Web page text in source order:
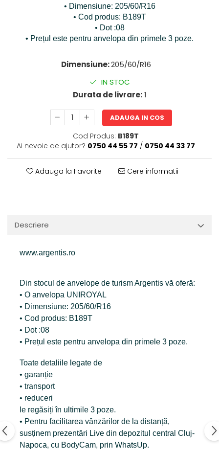
• Dimensiune: 205/60/R16
• Cod produs: B189T
• Dot :08
• Prețul este pentru anvelopa din primele 3 poze.
Dimensiune:205/60/R16
IN STOC
Durata de livrare:1
ADAUGA IN COS
Cod Produs: B189T
Ai nevoie de ajutor? 0750 44 55 77 / 0750 44 33 77
Adauga la Favorite Cere informatii
Descriere
www.argentis.ro
Din stocul de anvelope de turism Argentis vă oferă:
• O anvelopa UNIROYAL
• Dimensiune: 205/60/R16
• Cod produs: B189T
• Dot :08
• Prețul este pentru anvelopa din primele 3 poze.
Toate detaliile legate de
• garanție
• transport
• reduceri
le regăsiți în ultimile 3 poze.
• Pentru facilitarea vânzărilor de la distanță,
susținem prezentări Live din depozitul central Cluj-
Napoca, cu BodyCam, prin WhatsUp.